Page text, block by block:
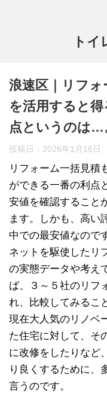
ト
浪速区｜リフォ
を活用すると
点というのは…
投稿日： 2026年1月16日
リフォーム一括見積
ができる一番の利点
安値を確認すること
ます。しかも、高い
中での最安値なので
ネットを駆使したリ
の実態データや考え
ば、３～５社のリフ
れ、比較してみるこ
現在大人気のリノベ
た住宅に対して、そ
に改修をしたりなど
り良くするために、
言うのです。